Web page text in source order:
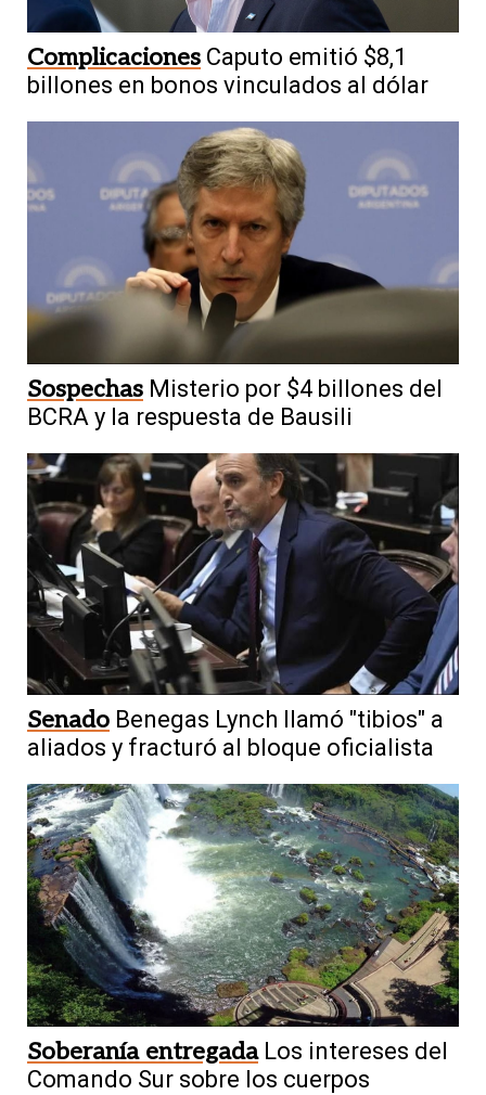
Complicaciones Caputo emitió $8,1
billones en bonos vinculados al dólar
Sospechas Misterio por $4 billones del
BCRA y la respuesta de Bausili
Senado Benegas Lynch llamó "tibios" a
aliados y fracturó al bloque oficialista
Soberanía entregada Los intereses del
Comando Sur sobre los cuerpos